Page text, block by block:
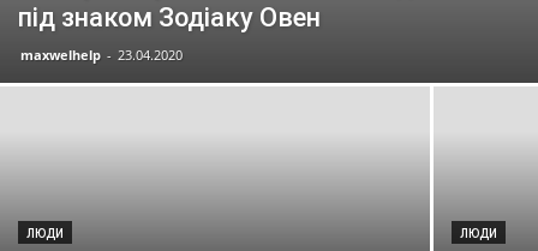
під знаком Зодіаку Овен
maxwelhelp - 23.04.2020
ЛЮДИ ЛЮДИ